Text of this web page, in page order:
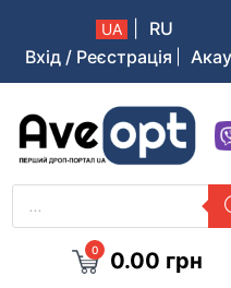
UA
RU
Вхід / Реєстрація
оптова дропшипінг
PRODUCTS
SEARCH
0 0.00 грн